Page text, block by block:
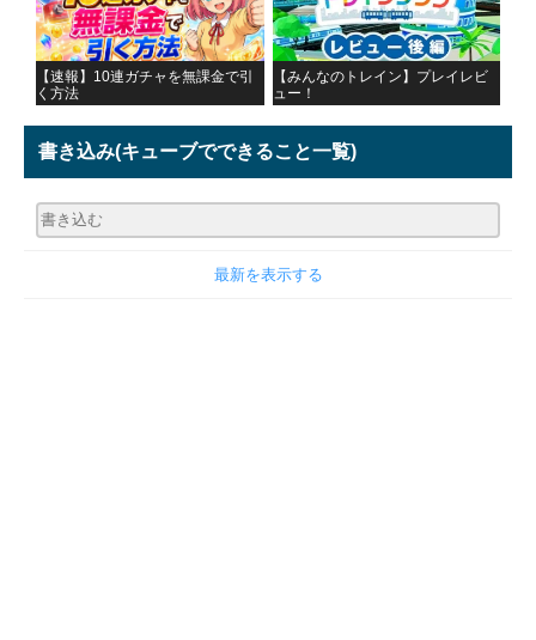
【速報】10連ガチャを無課金で引
く方法
【みんなのトレイン】プレイレビ
ュー！
書き込み(キューブでできること一覧)
最新を表示する